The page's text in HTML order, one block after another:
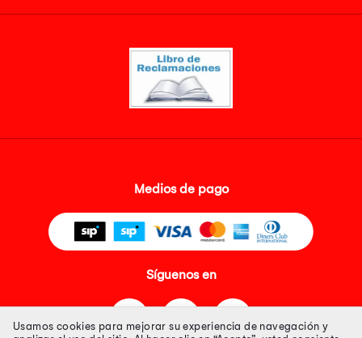
Medios de pago
Síguenos en
Usamos cookies para mejorar su experiencia de navegación y